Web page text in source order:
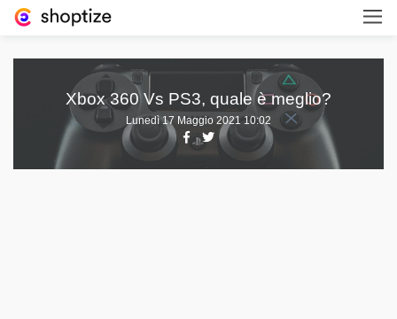
Xbox 360 Vs PS3, quale è meglio?
Lunedì 17 Maggio 2021 10:02